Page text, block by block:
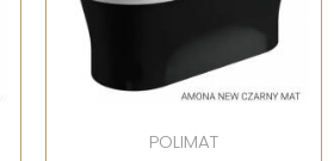
POLIMAT